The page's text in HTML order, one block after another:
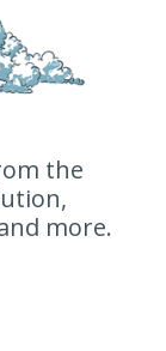
the
more.